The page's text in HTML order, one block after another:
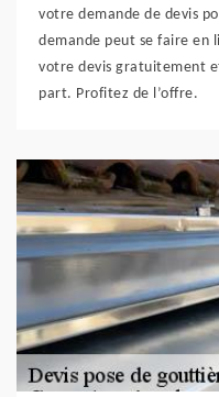
votre demande de devis
demande peut se faire en
votre devis gratuitement
part. Profitez de l’offre.